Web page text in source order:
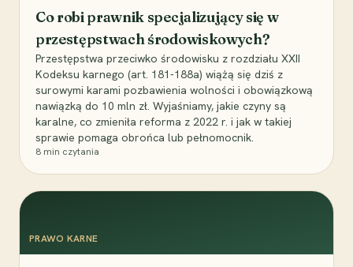
Co robi prawnik specjalizujący się w
przestępstwach środowiskowych?
Przestępstwa przeciwko środowisku z rozdziału XXII
Kodeksu karnego (art. 181-188a) wiążą się dziś z
surowymi karami pozbawienia wolności i obowiązkową
nawiązką do 10 mln zł. Wyjaśniamy, jakie czyny są
karalne, co zmieniła reforma z 2022 r. i jak w takiej
sprawie pomaga obrońca lub pełnomocnik.
8 min czytania
PRAWO KARNE